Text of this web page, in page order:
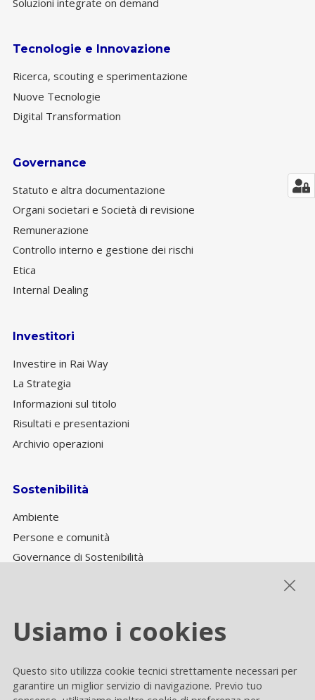
Tecnologie e Innovazione
Ricerca, scouting e sperimentazione
Nuove Tecnologie
Digital Transformation
Governance
Statuto e altra documentazione
Organi societari e Società di revisione
Remunerazione
Controllo interno e gestione dei rischi
Etica
Internal Dealing
Investitori
Investire in Rai Way
La Strategia
Informazioni sul titolo
Risultati e presentazioni
Archivio operazioni
Sostenibilità
Ambiente
Persone e comunità
Governance di Sostenibilità
Cookie settings
Privacy e Cookie
Usiamo i cookies
Questo sito utilizza cookie tecnici strettamente necessari per
garantire un miglior servizio di navigazione. Previo tuo